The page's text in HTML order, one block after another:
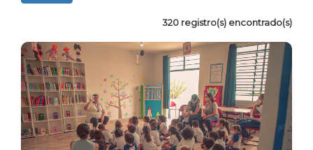
320 registro(s) encontrado(s)